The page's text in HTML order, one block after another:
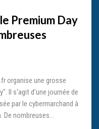
Premium Day
organise une grosse
Il s'agit d'une journée de
par le cybermarchand à
De nombreuses…